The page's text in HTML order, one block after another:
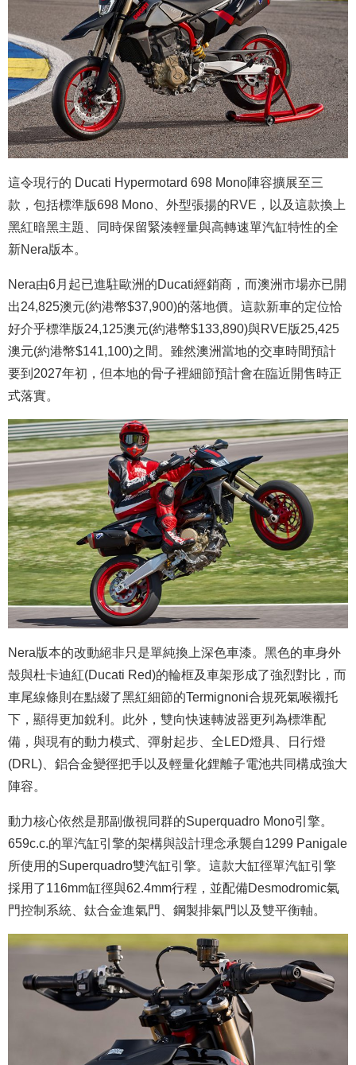
這令現行的 Ducati Hypermotard 698 Mono陣容擴展至三
款，包括標準版698 Mono、外型張揚的RVE，以及這款換上
黑紅暗黑主題、同時保留緊湊輕量與高轉速單汽缸特性的全
新Nera版本。
Nera由6月起已進駐歐洲的Ducati經銷商，而澳洲市場亦已開
出24,825澳元(約港幣$37,900)的落地價。這款新車的定位恰
好介乎標準版24,125澳元(約港幣$133,890)與RVE版25,425
澳元(約港幣$141,100)之間。雖然澳洲當地的交車時間預計
要到2027年初，但本地的骨子裡細節預計會在臨近開售時正
式落實。
Nera版本的改動絕非只是單純換上深色車漆。黑色的車身外
殼與杜卡迪紅(Ducati Red)的輪框及車架形成了強烈對比，而
車尾線條則在點綴了黑紅細節的Termignoni合規死氣喉襯托
下，顯得更加銳利。此外，雙向快速轉波器更列為標準配
備，與現有的動力模式、彈射起步、全LED燈具、日行燈
(DRL)、鋁合金變徑把手以及輕量化鋰離子電池共同構成強大
陣容。
動力核心依然是那副傲視同群的Superquadro Mono引擎。
659c.c.的單汽缸引擎的架構與設計理念承襲自1299 Panigale
所使用的Superquadro雙汽缸引擎。這款大缸徑單汽缸引擎
採用了116mm缸徑與62.4mm行程，並配備Desmodromic氣
門控制系統、鈦合金進氣門、鋼製排氣門以及雙平衡軸。